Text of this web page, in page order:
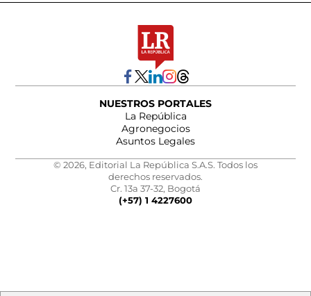
NUESTROS PORTALES
La República
Agronegocios
Asuntos Legales
© 2026, Editorial La República S.A.S. Todos los
derechos reservados.
Cr. 13a 37-32, Bogotá
(+57) 1 4227600